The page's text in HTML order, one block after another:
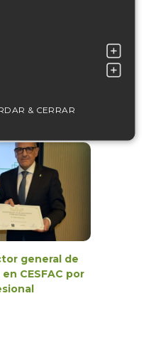
su fin tras tres
y digital
general de
CESFAC por
& CERRAR